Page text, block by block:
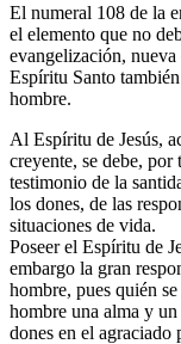
El numeral 108 de la
el elemento que no
evangelización,
Espíritu Santo
hombre.
Al Espíritu de Jesús,
creyente, se debe,
testimonio de la
los dones, de las
situaciones de vida.
Poseer el Espíritu de
embargo la gran
hombre, pues quién
hombre una alma y
dones en el agraciado